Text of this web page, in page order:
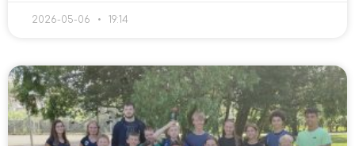
2026-05-06 19:14